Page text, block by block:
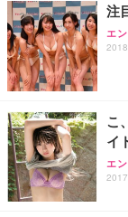
注
エ
こ
イ
エ